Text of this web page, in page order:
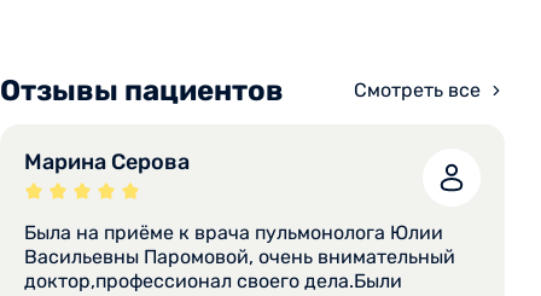
Отзывы пациентов Смотреть все
Марина Серова
Была на приёме к врача пульмонолога Юлии
Васильевны Паромовой, очень внимательный
доктор,профессионал своего дела.Были